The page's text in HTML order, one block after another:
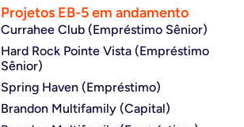
Projetos EB-5 em andamento
Currahee Club (Empréstimo Sênior)
Hard Rock Pointe Vista (Empréstimo
Sênior)
Spring Haven (Empréstimo)
Brandon Multifamily (Capital)